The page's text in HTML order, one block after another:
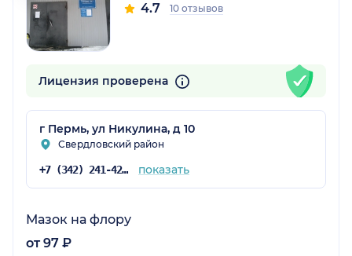
4.7 10 отзывов
Лицензия проверена
г Пермь, ул Никулина, д 10
Свердловский район
+7 (342) 241-42-44 показать
Мазок на флору
от 97 ₽